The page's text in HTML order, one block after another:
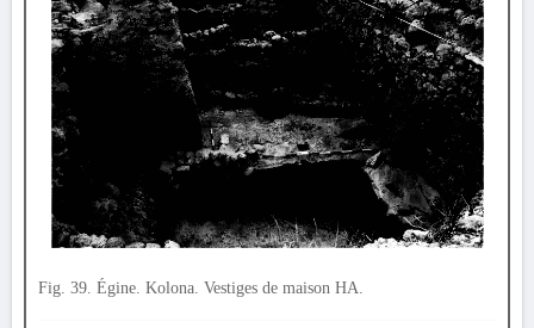
Fig. 39. Égine. Kolona. Vestiges de maison HA.